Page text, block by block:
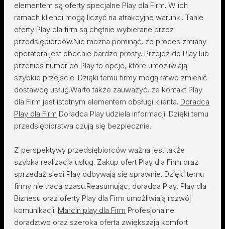
elementem są oferty specjalne Play dla Firm. W ich
ramach klienci mogą liczyć na atrakcyjne warunki. Tanie
oferty Play dla firm są chętnie wybierane przez
przedsiębiorców.Nie można pominąć, że proces zmiany
operatora jest obecnie bardzo prosty. Przejdź do Play lub
przenieś numer do Play to opcje, które umożliwiają
szybkie przejście. Dzięki temu firmy mogą łatwo zmienić
dostawcę usług.Warto także zauważyć, że kontakt Play
dla Firm jest istotnym elementem obsługi klienta. Doradca
Play dla Firm Doradca Play udziela informacji. Dzięki temu
przedsiębiorstwa czują się bezpiecznie.
Z perspektywy przedsiębiorców ważna jest także
szybka realizacja usług. Zakup ofert Play dla Firm oraz
sprzedaż sieci Play odbywają się sprawnie. Dzięki temu
firmy nie tracą czasu.Reasumując, doradca Play, Play dla
Biznesu oraz oferty Play dla Firm umożliwiają rozwój
komunikacji. Marcin play dla Firm Profesjonalne
doradztwo oraz szeroka oferta zwiększają komfort